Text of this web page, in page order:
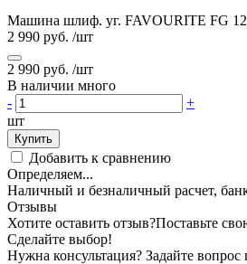
Машина шлиф. уг. FAVOURITE FG
2 990 руб. /шт
2 990 руб. /шт
В наличии много
-
+
шт
Купить
Добавить к сравнению
Определяем...
Наличный и безналичный расчет,
Отзывы
Хотите оставить отзыв?Поставьте
Сделайте выбор!
Нужна консультация? Задайте вопрос